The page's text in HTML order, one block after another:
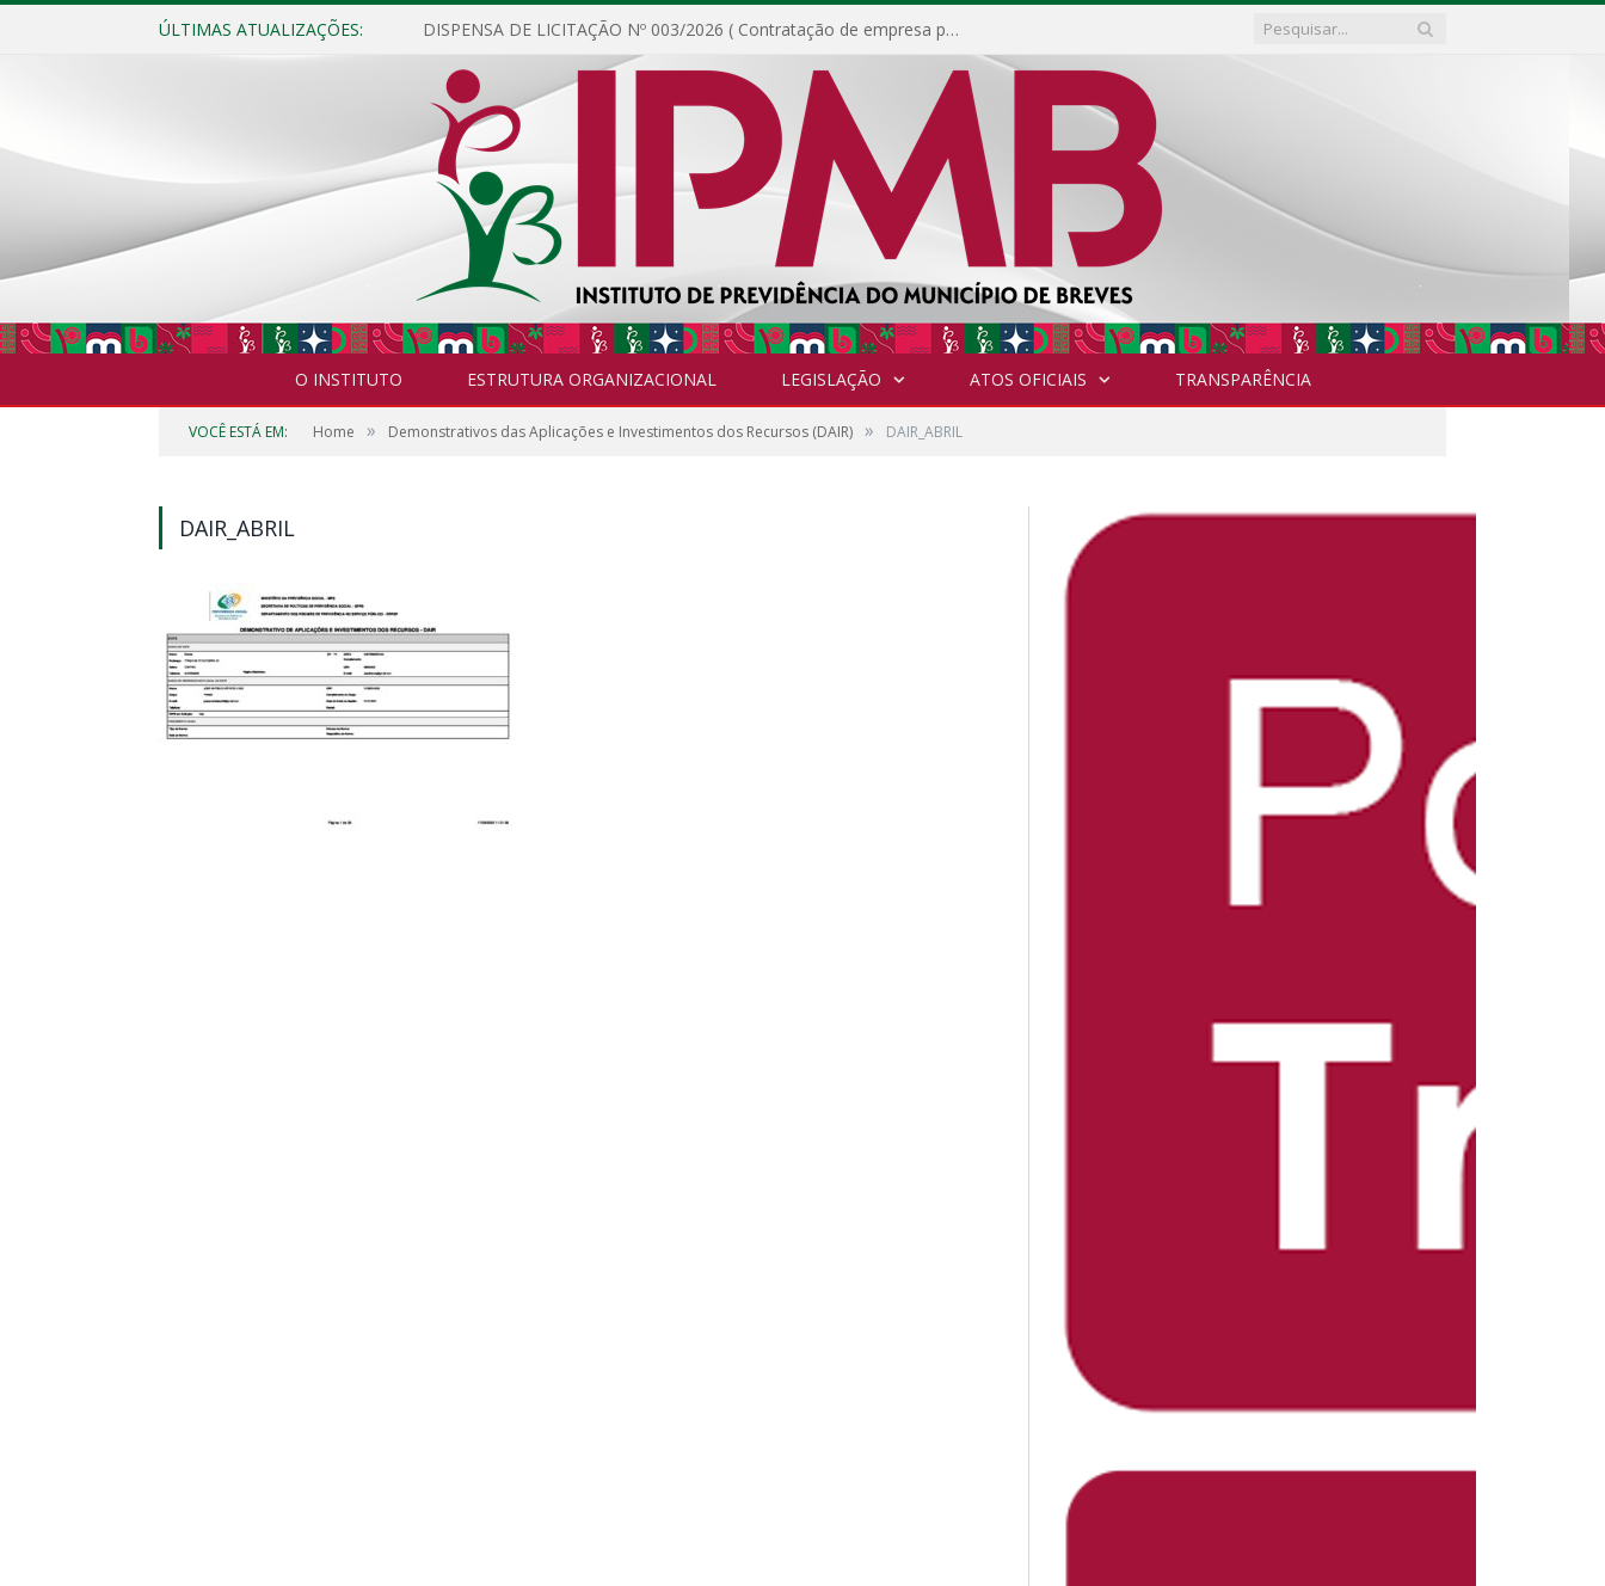
ÚLTIMAS ATUALIZAÇÕES: DISPENSA DE LICITAÇÃO Nº 003/2026 ( Contratação de empresa para fornecimento de gêneros alimentícios não perecíveis, materiais de expediente, descartáveis, copa e cozinha, para análise e posterior publicação.)
O INSTITUTO ESTRUTURA ORGANIZACIONAL LEGISLAÇÃO ATOS OFICIAIS TRANSPARÊNCIA
VOCÊ ESTÁ EM: Home » Demonstrativos das Aplicações e Investimentos dos Recursos (DAIR) » DAIR_ABRIL
DAIR_ABRIL